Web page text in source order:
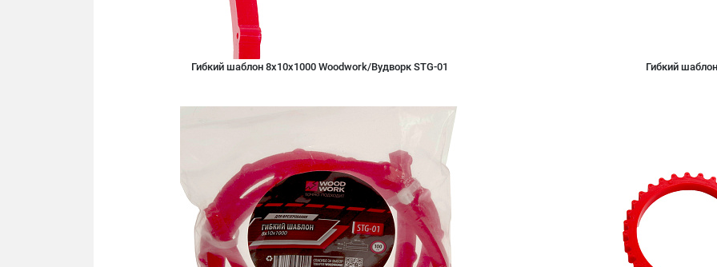
Гибкий шаблон 8х10х1000 Woodwork/Вудворк STG-01 Гибкий